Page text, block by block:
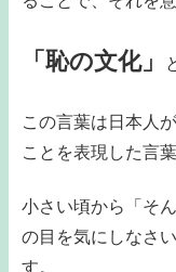
「恥の文化」
この言葉は日本人
ことを表現した言葉
小さい頃から「そ
の目を気にしなさ
す。